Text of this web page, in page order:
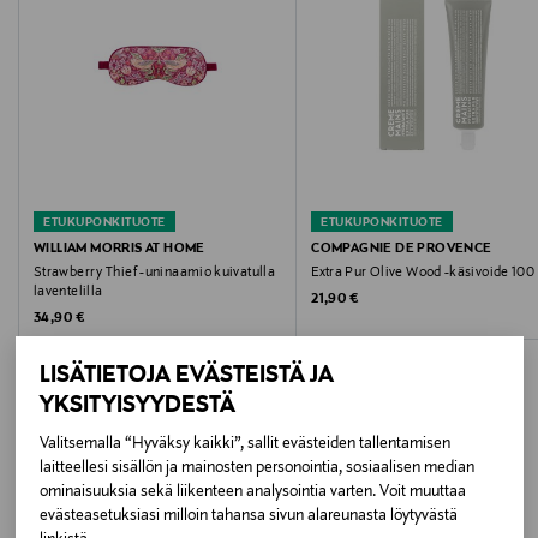
LISÄTIETOJA EVÄSTEISTÄ JA
YKSITYISYYDESTÄ
Valitsemalla “Hyväksy kaikki”, sallit evästeiden tallentamisen
laitteellesi sisällön ja mainosten personointia, sosiaalisen median
ominaisuuksia sekä liikenteen analysointia varten. Voit muuttaa
evästeasetuksiasi milloin tahansa sivun alareunasta löytyvästä
MULTICOLOR
Valmistusmaa
Kiina
Valmistajan tuotenumero
23-FG2446
Valmistaja
Acc3ss Oy
ETUKUPONKITUOTE
WILLIAM MORRIS AT HOME
Strawberry Thief -uninaamio kuivatulla
laventelilla
Original Price
34,90 €
ETUKUPONKITUOTE
COMPAGNIE DE PROVENCE
Extra Pur Olive Wood -käsivoide 100
Original Price
21,90 €
LISÄÄ KIINNOSTAVIA